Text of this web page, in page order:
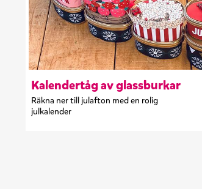
Kalendertåg av glassburkar
Räkna ner till julafton med en rolig
julkalender